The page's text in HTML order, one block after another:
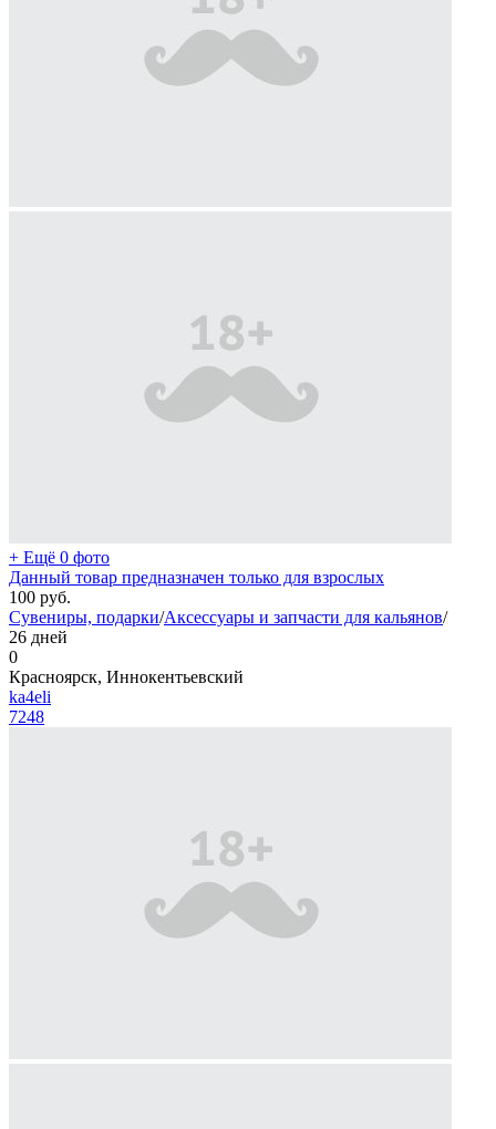
+ Ещё 0 фото
Данный товар предназначен только для взрослых
100 руб.
Сувениры, подарки/Аксессуары и запчасти для кальянов/
26 дней
0
Красноярск, Иннокентьевский
ka4eli
7248